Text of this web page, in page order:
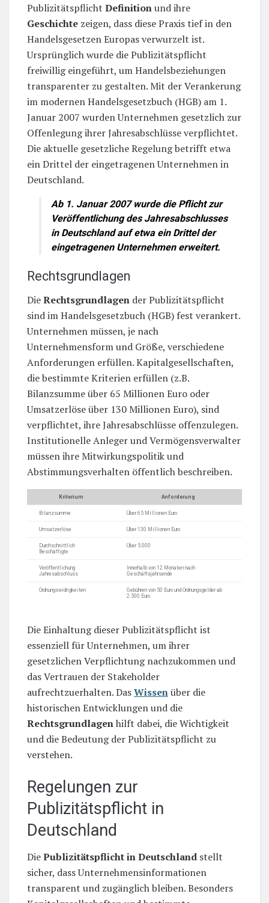
Publizitätspflicht Definitionund ihre
Geschichte zeigen, dass diese Praxis tief in den
Handelsgesetzen Europas verwurzelt ist.
Ursprünglich wurde die Publizitätspflicht
freiwillig eingeführt, um Handelsbeziehungen
transparenter zu gestalten. Mit der Verankerung
im modernen Handelsgesetzbuch (HGB) am 1.
Januar 2007 wurden Unternehmen gesetzlich zur
Offenlegung ihrer Jahresabschlüsse verpflichtet.
Die aktuelle gesetzliche Regelung betrifft etwa
ein Drittel der eingetragenen Unternehmen in
Deutschland.
Ab 1. Januar 2007 wurde die Pflicht zur
Veröffentlichung des Jahresabschlusses
in Deutschland auf etwa ein Drittel der
eingetragenen Unternehmen erweitert.
Rechtsgrundlagen
DieRechtsgrundlagen der Publizitätspflicht
sind im Handelsgesetzbuch (HGB) fest verankert.
Unternehmen müssen, je nach
Unternehmensform und Größe, verschiedene
Anforderungen erfüllen. Kapitalgesellschaften,
die bestimmte Kriterien erfüllen (z.B.
Bilanzsumme über 65 Millionen Euro oder
Umsatzerlöse über 130 Millionen Euro), sind
verpflichtet, ihre Jahresabschlüsse offenzulegen.
Institutionelle Anleger und Vermögensverwalter
müssen ihre Mitwirkungspolitik und
Abstimmungsverhalten öffentlich beschreiben.
Kriterium Anforderung
Bilanzsumme Über 65 Millionen Euro
Umsatzerlöse Über 130 Millionen Euro
Durchschnittlich
Beschäftigte
Über 5.000
Veröffentlichung
Jahresabschluss
Innerhalb von 12 Monaten nach
Geschäftsjahrsende
Ordnungswidrigkeiten
Gebühren von 50 Euro und Ordnungsgelder ab
2.500 Euro
Die Einhaltung dieser Publizitätspflicht ist
essenziell für Unternehmen, um ihrer
gesetzlichen Verpflichtung nachzukommen und
das Vertrauen der Stakeholder
aufrechtzuerhalten. DasWissenüber die
historischen Entwicklungen und die
Rechtsgrundlagenhilft dabei, die Wichtigkeit
und die Bedeutung der Publizitätspflicht zu
verstehen.
Regelungen zur
Publizitätspflicht in
Deutschland
DiePublizitätspflicht in Deutschland stellt
sicher, dass Unternehmensinformationen
transparent und zugänglich bleiben. Besonders